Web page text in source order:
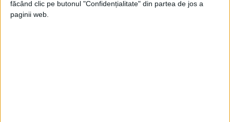
făcând clic pe butonul "Confidențialitate" din partea de jos a
paginii web.